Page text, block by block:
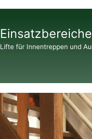
Einsatzbereiche
Lifte für Innentreppen und